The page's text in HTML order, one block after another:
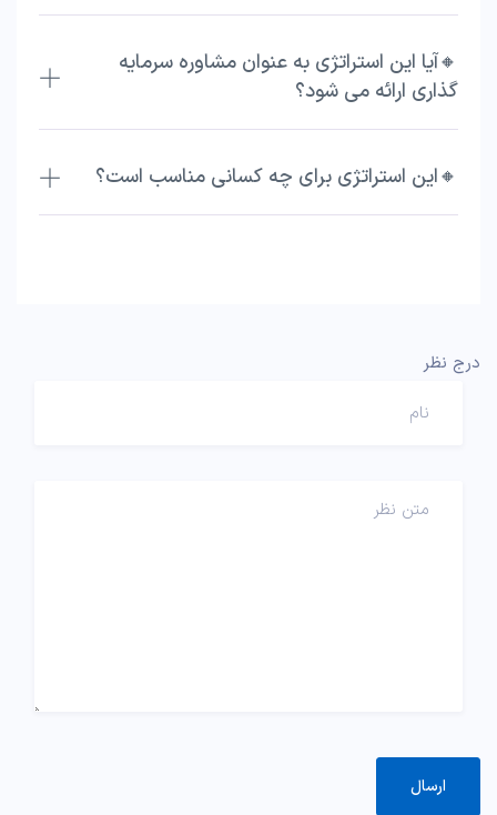
🔸آیا این استراتژی به عنوان مشاوره سرمایه
گذاری ارائه می شود؟
🔸این استراتژی برای چه کسانی مناسب است؟
درج نظر